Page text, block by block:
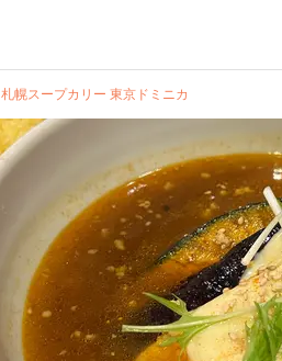
札幌スープカリー 東京ドミニカ